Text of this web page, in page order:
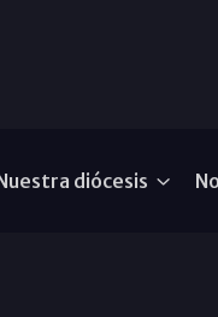
diócesis